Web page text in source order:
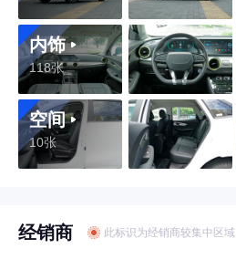
内饰
118张
空间
10张
经销商 此标识为经销商较集中区域